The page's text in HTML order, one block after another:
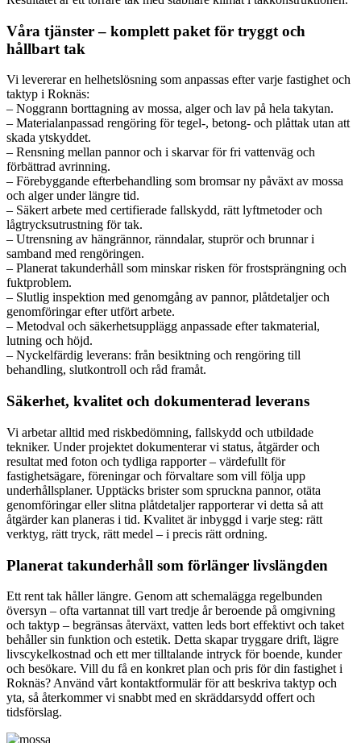
Våra tjänster – komplett paket för tryggt och
hållbart tak
Vi levererar en helhetslösning som anpassas efter varje fastighet och
taktyp i Roknäs:
– Noggrann borttagning av mossa, alger och lav på hela takytan.
– Materialanpassad rengöring för tegel-, betong- och plåttak utan att
skada ytskyddet.
– Rensning mellan pannor och i skarvar för fri vattenväg och
förbättrad avrinning.
– Förebyggande efterbehandling som bromsar ny påväxt av mossa
och alger under längre tid.
– Säkert arbete med certifierade fallskydd, rätt lyftmetoder och
lågtrycksutrustning för tak.
– Utrensning av hängrännor, ränndalar, stuprör och brunnar i
samband med rengöringen.
– Planerat takunderhåll som minskar risken för frostsprängning och
fuktproblem.
– Slutlig inspektion med genomgång av pannor, plåtdetaljer och
genomföringar efter utfört arbete.
– Metodval och säkerhetsupplägg anpassade efter takmaterial,
lutning och höjd.
– Nyckelfärdig leverans: från besiktning och rengöring till
behandling, slutkontroll och råd framåt.
Säkerhet, kvalitet och dokumenterad leverans
Vi arbetar alltid med riskbedömning, fallskydd och utbildade
tekniker. Under projektet dokumenterar vi status, åtgärder och
resultat med foton och tydliga rapporter – värdefullt för
fastighetsägare, föreningar och förvaltare som vill följa upp
underhållsplaner. Upptäcks brister som spruckna pannor, otäta
genomföringar eller slitna plåtdetaljer rapporterar vi detta så att
åtgärder kan planeras i tid. Kvalitet är inbyggd i varje steg: rätt
verktyg, rätt tryck, rätt medel – i precis rätt ordning.
Planerat takunderhåll som förlänger livslängden
Ett rent tak håller längre. Genom att schemalägga regelbunden
översyn – ofta vartannat till vart tredje år beroende på omgivning
och taktyp – begränsas återväxt, vatten leds bort effektivt och taket
behåller sin funktion och estetik. Detta skapar tryggare drift, lägre
livscykelkostnad och ett mer tilltalande intryck för boende, kunder
och besökare. Vill du få en konkret plan och pris för din fastighet i
Roknäs? Använd vårt kontaktformulär för att beskriva taktyp och
yta, så återkommer vi snabbt med en skräddarsydd offert och
tidsförslag.